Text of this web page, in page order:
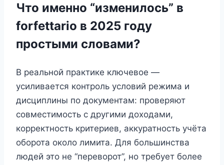
Что именно “изменилось” в
forfettario в 2025 году
простыми словами?
В реальной практике ключевое —
усиливается контроль условий режима и
дисциплины по документам: проверяют
совместимость с другими доходами,
корректность критериев, аккуратность учёта
оборота около лимита. Для большинства
людей это не “переворот”, но требует более